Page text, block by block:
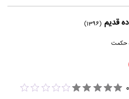
قدیم (1396)
حکمت
0